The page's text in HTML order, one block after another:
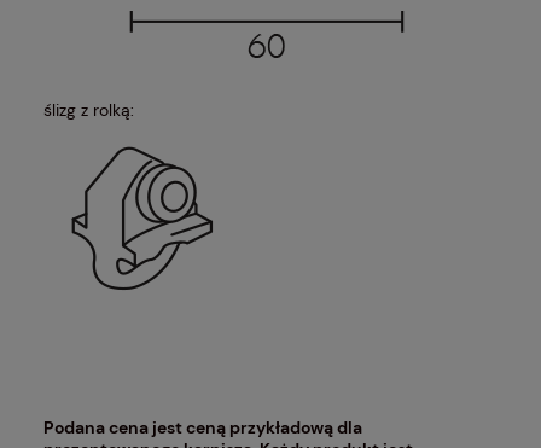
ślizg z rolką:
Podana cena jest ceną przykładową dla